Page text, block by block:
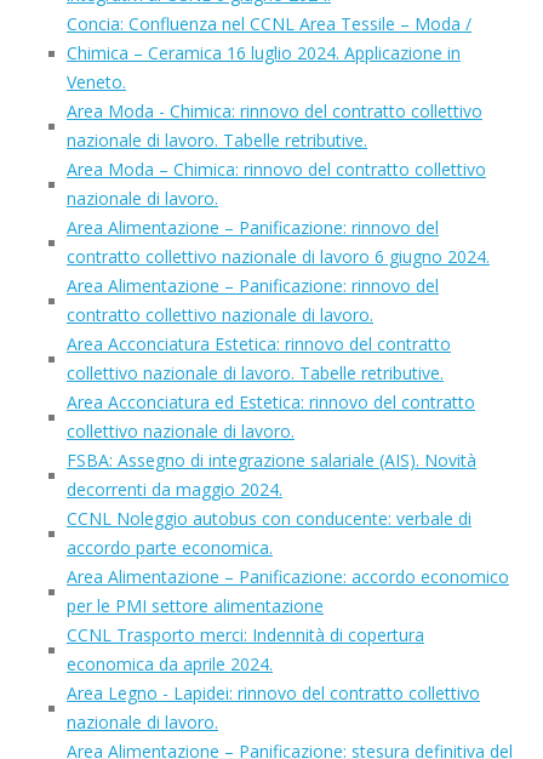
Concia: Confluenza nel CCNL Area Tessile – Moda /
Chimica – Ceramica 16 luglio 2024. Applicazione in
Veneto.
Area Moda - Chimica: rinnovo del contratto collettivo
nazionale di lavoro. Tabelle retributive.
Area Moda – Chimica: rinnovo del contratto collettivo
nazionale di lavoro.
Area Alimentazione – Panificazione: rinnovo del
contratto collettivo nazionale di lavoro 6 giugno 2024.
Area Alimentazione – Panificazione: rinnovo del
contratto collettivo nazionale di lavoro.
Area Acconciatura Estetica: rinnovo del contratto
collettivo nazionale di lavoro. Tabelle retributive.
Area Acconciatura ed Estetica: rinnovo del contratto
collettivo nazionale di lavoro.
FSBA: Assegno di integrazione salariale (AIS). Novità
decorrenti da maggio 2024.
CCNL Noleggio autobus con conducente: verbale di
accordo parte economica.
Area Alimentazione – Panificazione: accordo economico
per le PMI settore alimentazione
CCNL Trasporto merci: Indennità di copertura
economica da aprile 2024.
Area Legno - Lapidei: rinnovo del contratto collettivo
nazionale di lavoro.
Area Alimentazione – Panificazione: stesura definitiva del